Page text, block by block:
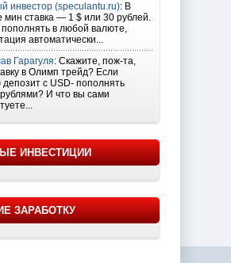
инвестор (speculantu.ru): В
мин ставка — 1 $ или 30 рублей.
в любой валюте,
автоматически...
Гарагуля: Скажите, пож-та,
в Олимп трейд? Если
депозит с USD- пополнять
И что вы сами
ИНВЕСТИЦИИ
ЗАРАБОТКУ